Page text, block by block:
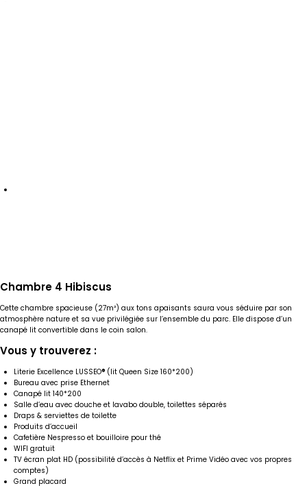
Chambre 4 Hibiscus
Cette chambre spacieuse (27m²) aux tons apaisants saura vous séduire par son
atmosphère nature et sa vue privilégiée sur l’ensemble du parc. Elle dispose d’un
canapé lit convertible dans le coin salon.
Vous y trouverez :
Literie Excellence LUSSEO® (lit Queen Size 160*200)
Bureau avec prise Ethernet
Canapé lit 140*200
Salle d’eau avec douche et lavabo double, toilettes séparés
Draps & serviettes de toilette
Produits d’accueil
Cafetière Nespresso et bouilloire pour thé
WIFI gratuit
TV écran plat HD (possibilité d’accès à Netflix et Prime Vidéo avec vos propres
comptes)
Grand placard